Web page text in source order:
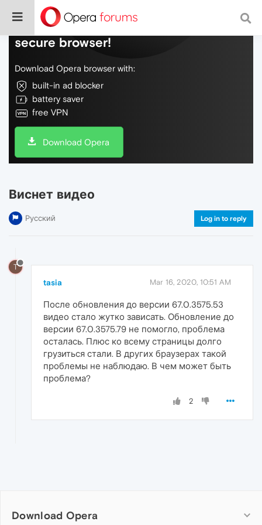
Do more on the web, with a fast and
secure browser!
Download Opera browser with:
built-in ad blocker
battery saver
free VPN
Download Opera
Виснет видео
Русский Log in to reply
T
tasia Mar 16, 2020, 10:51 AM
После обновления до версии 67.0.3575.53
видео стало жутко зависать. Обновление до
версии 67.0.3575.79 не помогло, проблема
осталась. Плюс ко всему страницы долго
грузиться стали. В других браузерах такой
проблемы не наблюдаю. В чем может быть
проблема?
2
Download Opera